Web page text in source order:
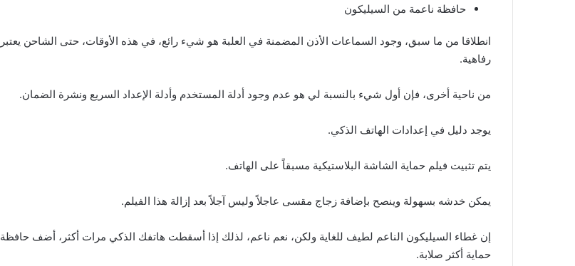
حافظة ناعمة من السيليكون
انطلاقا من ما سبق، وجود السماعات الأذن المضمنة في العلبة هو شيء رائع، في هذه الأوقات، حتى الشاحن يعتبر
رفاهية.
من ناحية أخرى، فإن أول شيء بالنسبة لي هو عدم وجود أدلة المستخدم وأدلة الإعداد السريع ونشرة الضمان.
يوجد دليل في إعدادات الهاتف الذكي.
يتم تثبيت فيلم حماية الشاشة البلاستيكية مسبقاً على الهاتف.
يمكن خدشه بسهولة وينصح بإضافة زجاج مقسى عاجلاً وليس آجلاً بعد إزالة هذا الفيلم.
إن غطاء السيليكون الناعم لطيف للغاية ولكن، نعم ناعم، لذلك إذا أسقطت هاتفك الذكي مرات أكثر، أضف حافظة
حماية أكثر صلابة.